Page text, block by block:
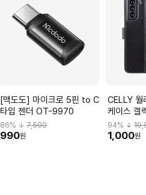
[맥도도] 마이크로 5핀 to C
타입 젠더 OT-9970
86% ↓7,500
990원
CELLY 월
케이스 갤
CAS-
94% ↓
1,000원